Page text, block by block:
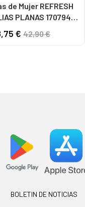
de Mujer REFRESH
PLANAS 170794
€ 42,90 €
BOLETIN DE NOTICIAS